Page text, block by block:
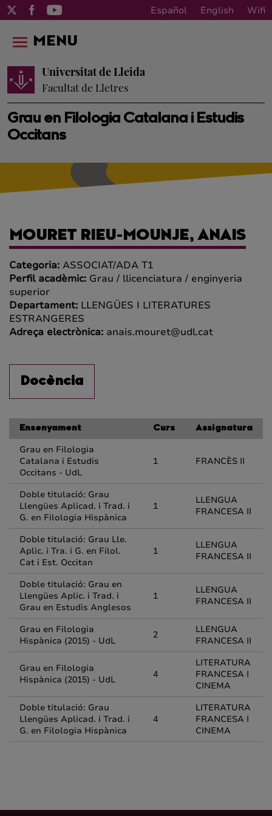
Español English Wifi
Grau en Filologia Catalana i Estudis
Occitans
Universitat de Lleida
Facultat de Lletres
MENU
MOURET RIEU-MOUNJE, ANAIS
Categoria: ASSOCIAT/ADA T1
Perfil acadèmic: Grau / llicenciatura / enginyeria
superior
Departament: LLENGÜES I LITERATURES
ESTRANGERES
Adreça electrònica: anais.mouret@udl.cat
Docència
Ensenyament Curs Assignatura
Grau en Filologia
Catalana i Estudis
Occitans - UdL
1 FRANCÈS II
Doble titulació: Grau
Llengües Aplicad. i Trad. i
G. en Filologia Hispànica
1
LLENGUA
FRANCESA II
Doble titulació: Grau Lle.
Aplic. i Tra. i G. en Filol.
Cat i Est. Occitan
1
LLENGUA
FRANCESA II
Doble titulació: Grau en
Llengües Aplic. i Trad. i
Grau en Estudis Anglesos
1
LLENGUA
FRANCESA II
Grau en Filologia
Hispànica (2015) - UdL
2
LLENGUA
FRANCESA II
Grau en Filologia
Hispànica (2015) - UdL
4
LITERATURA
FRANCESA I
CINEMA
Doble titulació: Grau
Llengües Aplicad. i Trad. i
G. en Filologia Hispànica
4
LITERATURA
FRANCESA I
CINEMA